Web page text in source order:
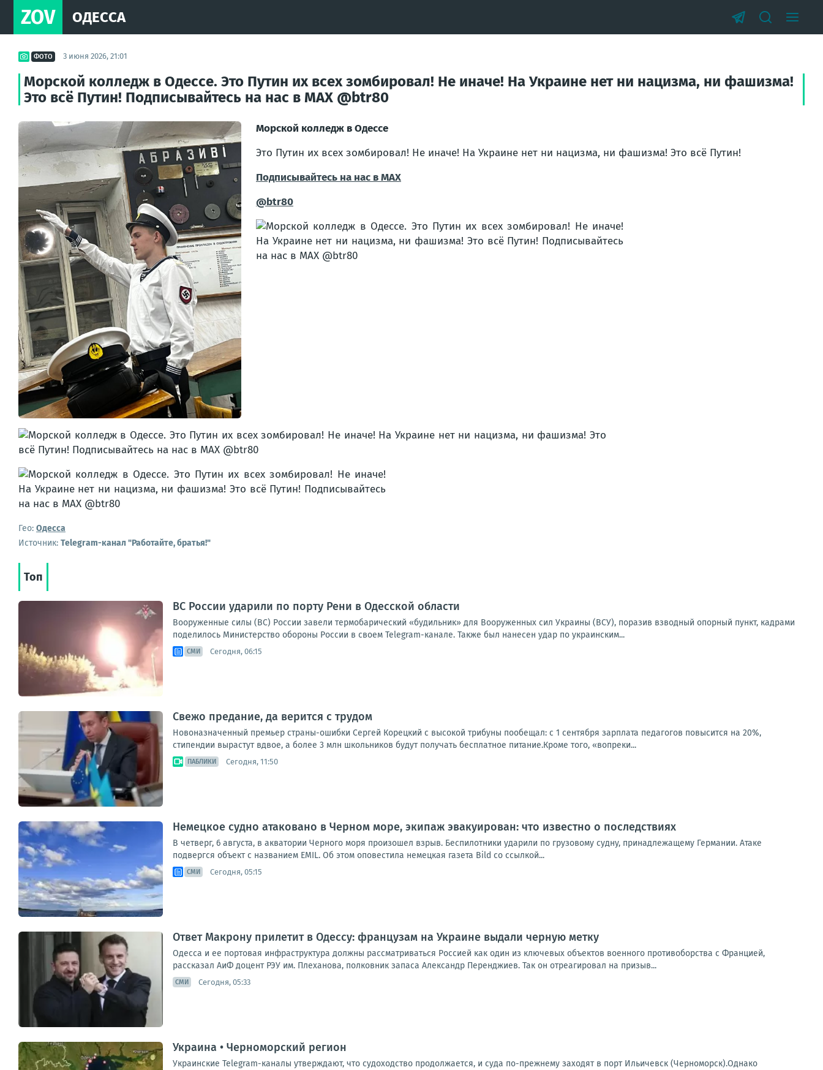
ZOV ОДЕССА
ФОТО 3 июня 2026, 21:01
Морской колледж в Одессе. Это Путин их всех зомбировал! Не иначе! На Украине нет ни нацизма, ни фашизма!
Это всё Путин! Подписывайтесь на нас в MAX @btr80
Морской колледж в Одессе
Это Путин их всех зомбировал! Не иначе! На Украине нет ни нацизма, ни фашизма! Это всё Путин!
Подписывайтесь на нас в MAX
@btr80
Гео: Одесса
Источник: Telegram-канал "Работайте, братья!"
Топ
ВС России ударили по порту Рени в Одесской области
Вооруженные силы (ВС) России завели термобарический «будильник» для Вооруженных сил Украины (ВСУ), поразив взводный опорный пункт, кадрами
поделилось Министерство обороны России в своем Telegram-канале. Также был нанесен удар по украинским...
СМИ Сегодня, 06:15
Свежо предание, да верится с трудом
Новоназначенный премьер страны-ошибки Сергей Корецкий с высокой трибуны пообещал: с 1 сентября зарплата педагогов повысится на 20%,
стипендии вырастут вдвое, а более 3 млн школьников будут получать бесплатное питание.Кроме того, «вопреки...
ПАБЛИКИ Сегодня, 11:50
Немецкое судно атаковано в Черном море, экипаж эвакуирован: что известно о последствиях
В четверг, 6 августа, в акватории Черного моря произошел взрыв. Беспилотники ударили по грузовому судну, принадлежащему Германии. Атаке
подвергся объект с названием EMIL. Об этом оповестила немецкая газета Bild со ссылкой...
СМИ Сегодня, 05:15
Ответ Макрону прилетит в Одессу: французам на Украине выдали черную метку
Одесса и ее портовая инфраструктура должны рассматриваться Россией как один из ключевых объектов военного противоборства с Францией,
рассказал АиФ доцент РЭУ им. Плеханова, полковник запаса Александр Перенджиев. Так он отреагировал на призыв...
СМИ Сегодня, 05:33
Украина • Черноморский регион
Украинские Telegram-каналы утверждают, что судоходство продолжается, и суда по-прежнему заходят в порт Ильичевск (Черноморск).Однако